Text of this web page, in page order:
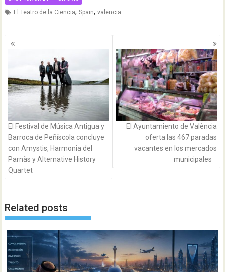
El Teatro de la Ciencia,Spain,valencia
Navegación
entradas
El Festival de Música Antigua y
Barroca de Peñíscola concluye
con Amystis, Harmonia del
Parnàs y Alternative History
Quartet
El Ayuntamiento de València
oferta las 467 paradas
vacantes en los mercados
municipales
Related posts